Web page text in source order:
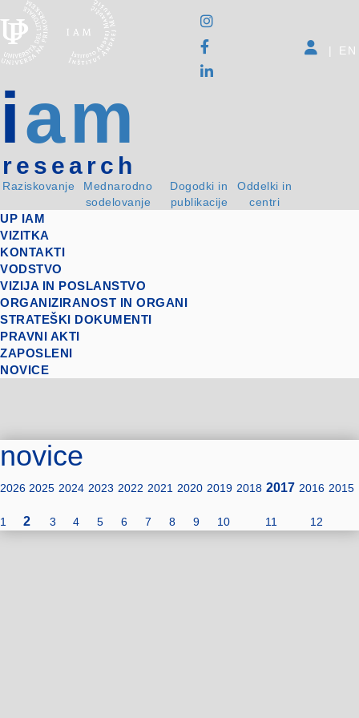
iam
research
Raziskovanje
Mednarodno
sodelovanje
Dogodki in
publikacije
Oddelki in
centri
| EN
UP IAM
VIZITKA
KONTAKTI
VODSTVO
VIZIJA IN POSLANSTVO
ORGANIZIRANOST IN ORGANI
STRATEŠKI DOKUMENTI
PRAVNI AKTI
ZAPOSLENI
NOVICE
novice
2026 2025 2024 2023 2022 2021 2020 2019 2018 2017 2016 2015
1 2 3 4 5 6 7 8 9 10 11 12